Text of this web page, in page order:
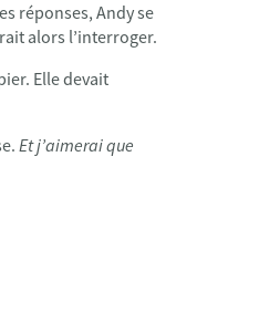
réponses, Andy se
alors l’interroger.
Elle devait
Et j’aimerai que